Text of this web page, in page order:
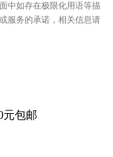
中如存在极限化用语等描
服务的承诺，相关信息请
元包邮